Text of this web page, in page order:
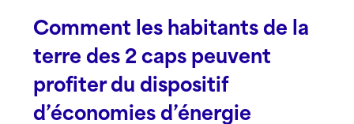
Comment les habitants de la
terre des 2 caps peuvent
profiter du dispositif
d’économies d’énergie